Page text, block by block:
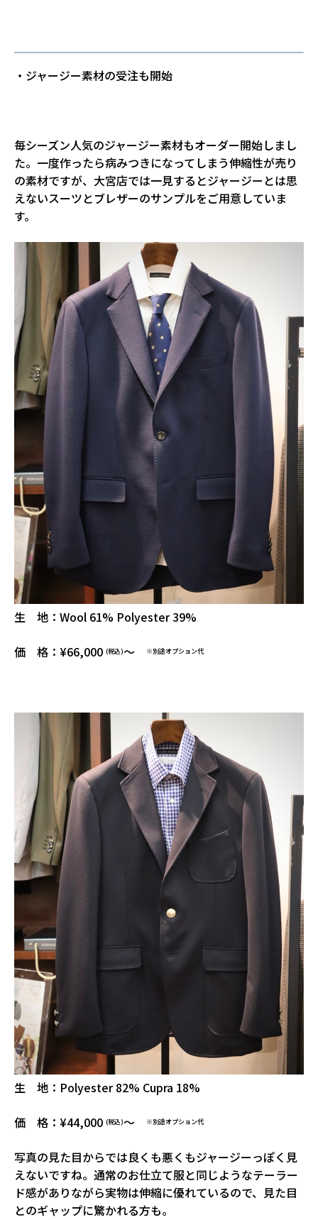
・ジャージー素材の受注も開始
毎シーズン人気のジャージー素材もオーダー開始しまし
た。一度作ったら病みつきになってしまう伸縮性が売り
の素材ですが、大宮店では一見するとジャージーとは思
えないスーツとブレザーのサンプルをご用意していま
す。
生 地：Wool 61% Polyester 39%
価 格：¥66,000 (税込)～ ※別途オプション代
生 地：Polyester 82% Cupra 18%
価 格：¥44,000 (税込)～ ※別途オプション代
写真の見た目からでは良くも悪くもジャージーっぽく見
えないですね。通常のお仕立て服と同じようなテーラー
ド感がありながら実物は伸縮に優れているので、見た目
とのギャップに驚かれる方も。